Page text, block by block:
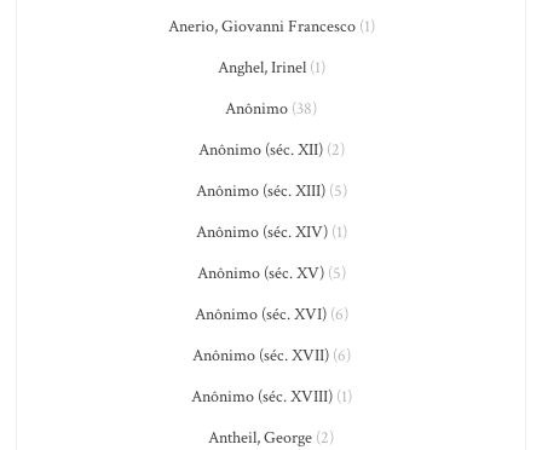
Anerio, Giovanni Francesco(1)
Anghel, Irinel(1)
Anônimo (38)
Anônimo (séc. XII)(2)
Anônimo (séc. XIII)(5)
Anônimo (séc. XIV)(1)
Anônimo (séc. XV)(5)
Anônimo (séc. XVI)(6)
Anônimo (séc. XVII)(6)
Anônimo (séc. XVIII)(1)
Antheil, George (2)